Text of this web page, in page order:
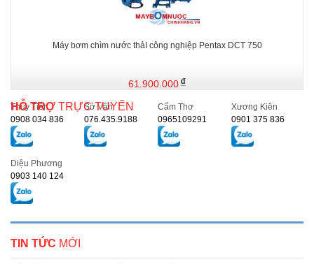
Máy bơm chìm nước thảI công nghiệp Pentax DCT 750
61.900.000
HỖ TRỢ TRỰC TUYẾN
Thủy Tiên
0908 034 836
Sở Vân
076.435.9188
Cẩm Thơ
0965109291
Xương Kiên
0901 375 836
Diệu Phương
0903 140 124
TIN TỨC MỚI